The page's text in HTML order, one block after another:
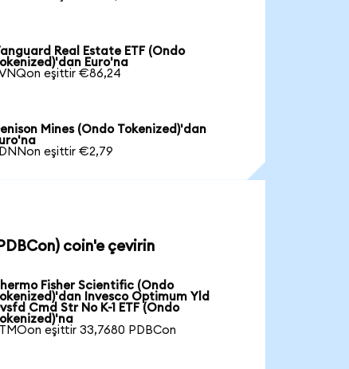
Real Estate ETF (Ondo
Euro'na
VNQon eşittir €86,24
Mines (Ondo Tokenized)'dan
DNNon eşittir €2,79
coin'e çevirin
Fisher Scientific (Ondo
Invesco Optimum Yld
Cmd Str No K-1 ETF (Ondo
TMOon eşittir 33,7680 PDBCon